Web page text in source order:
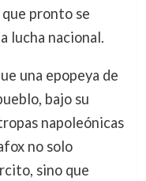
que pronto se
lucha nacional.
una epopeya de
bajo su
napoleónicas
no solo
sino que